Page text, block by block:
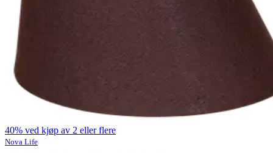
40% ved kjøp av 2 eller flere
Nova Life